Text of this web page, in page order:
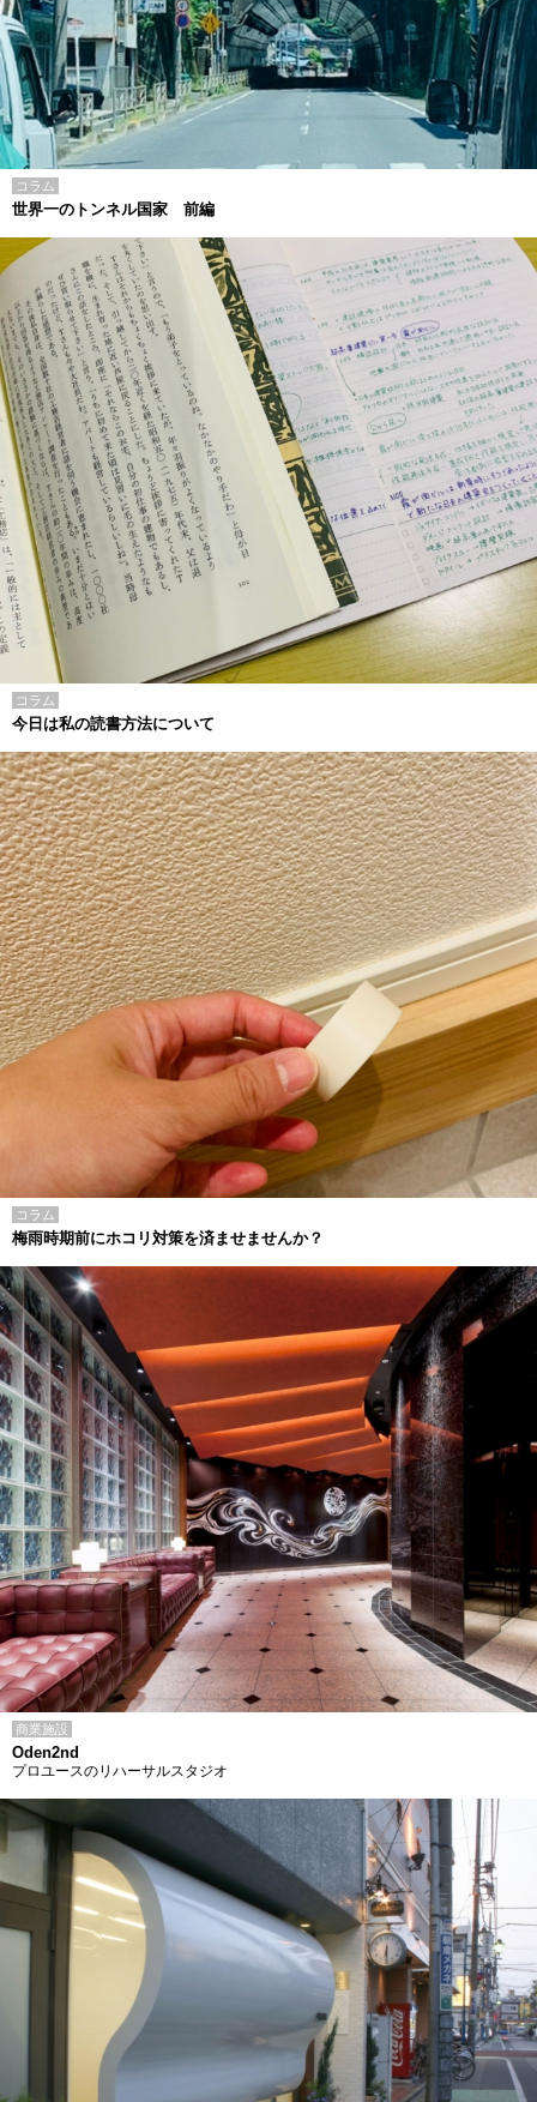
コラム
世界一のトンネル国家 前編
コラム
今日は私の読書方法について
コラム
梅雨時期前にホコリ対策を済ませませんか？
商業施設
Oden2nd
プロユースのリハーサルスタジオ